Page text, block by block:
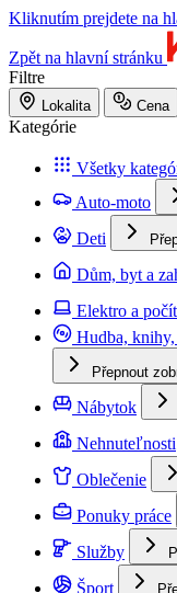
Kliknutím prejdete na
Zpět na hlavní stránku
Filtre
Lokalita Cena
Kategórie
Všetky
Auto-moto
Deti
Dům, byt a
Elektro a
Hudba, knihy,
Přepnout
Nábytok
Nehnuteľnosti
Oblečenie
Ponuky práce
Služby
Šport